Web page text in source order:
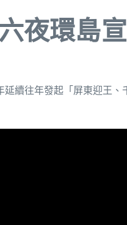
夜環島
續往年發起「屏東迎王